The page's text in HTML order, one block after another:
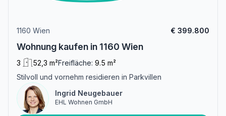
1160 Wien € 399.800
Wohnung kaufen in 1160 Wien
3 52,3 m²Freifläche: 9.5 m²
Stilvoll und vornehm residieren in Parkvillen
Ingrid Neugebauer
EHL Wohnen GmbH